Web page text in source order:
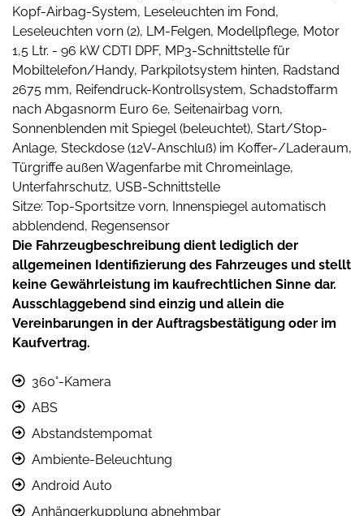
Kopf-Airbag-System, Leseleuchten im Fond,
Leseleuchten vorn (2), LM-Felgen, Modellpflege, Motor
1,5 Ltr. - 96 kW CDTI DPF, MP3-Schnittstelle für
Mobiltelefon/Handy, Parkpilotsystem hinten, Radstand
2675 mm, Reifendruck-Kontrollsystem, Schadstoffarm
nach Abgasnorm Euro 6e, Seitenairbag vorn,
Sonnenblenden mit Spiegel (beleuchtet), Start/Stop-
Anlage, Steckdose (12V-Anschluß) im Koffer-/Laderaum,
Türgriffe außen Wagenfarbe mit Chromeinlage,
Unterfahrschutz, USB-Schnittstelle
Sitze: Top-Sportsitze vorn, Innenspiegel automatisch
abblendend, Regensensor
Die Fahrzeugbeschreibung dient lediglich der
allgemeinen Identifizierung des Fahrzeuges und stellt
keine Gewährleistung im kaufrechtlichen Sinne dar.
Ausschlaggebend sind einzig und allein die
Vereinbarungen in der Auftragsbestätigung oder im
Kaufvertrag.
360°-Kamera
ABS
Abstandstempomat
Ambiente-Beleuchtung
Android Auto
Anhängerkupplung abnehmbar